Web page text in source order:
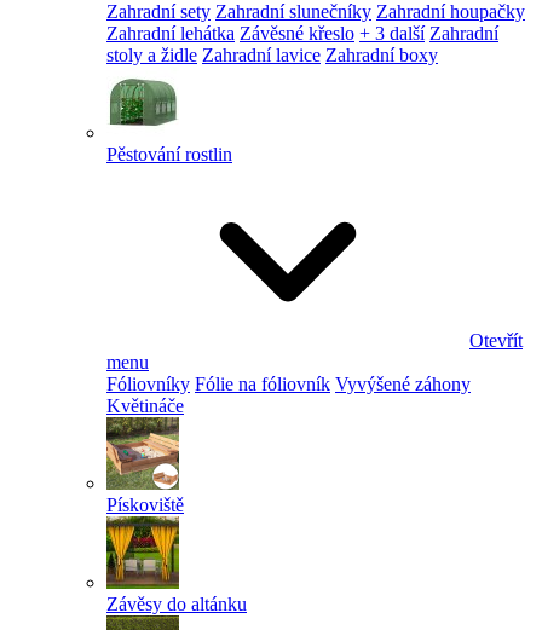
Zahradní sety Zahradní slunečníky Zahradní houpačky
Zahradní lehátka Závěsné křeslo + 3 další Zahradní
stoly a židle Zahradní lavice Zahradní boxy
Pěstování rostlin
Otevřít
menu
Fóliovníky Fólie na fóliovník Vyvýšené záhony
Květináče
Pískoviště
Závěsy do altánku